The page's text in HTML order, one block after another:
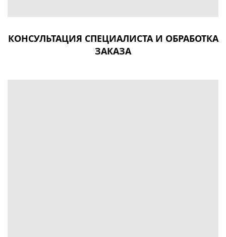
КОНСУЛЬТАЦИЯ СПЕЦИАЛИСТА И ОБРАБОТКА
ЗАКАЗА